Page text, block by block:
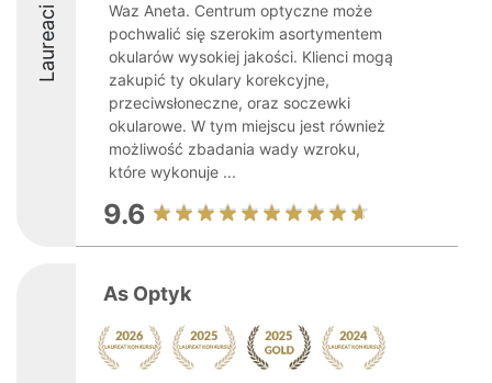
Laureaci
Waz Aneta. Centrum optyczne może
pochwalić się szerokim asortymentem
okularów wysokiej jakości. Klienci mogą
zakupić ty okulary korekcyjne,
przeciwsłoneczne, oraz soczewki
okularowe. W tym miejscu jest również
możliwość zbadania wady wzroku,
które wykonuje ...
9.6
As Optyk